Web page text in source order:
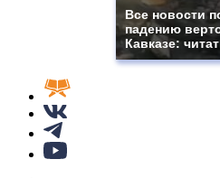
Все новости
падению
Кавказе: